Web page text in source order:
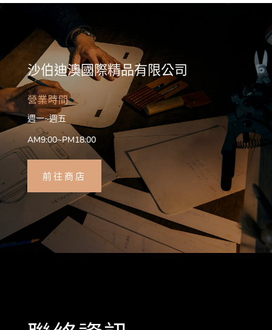
沙伯迪澳國際精品有限公司
營業時間
週一~週五
AM9:00~PM18:00
前往商店